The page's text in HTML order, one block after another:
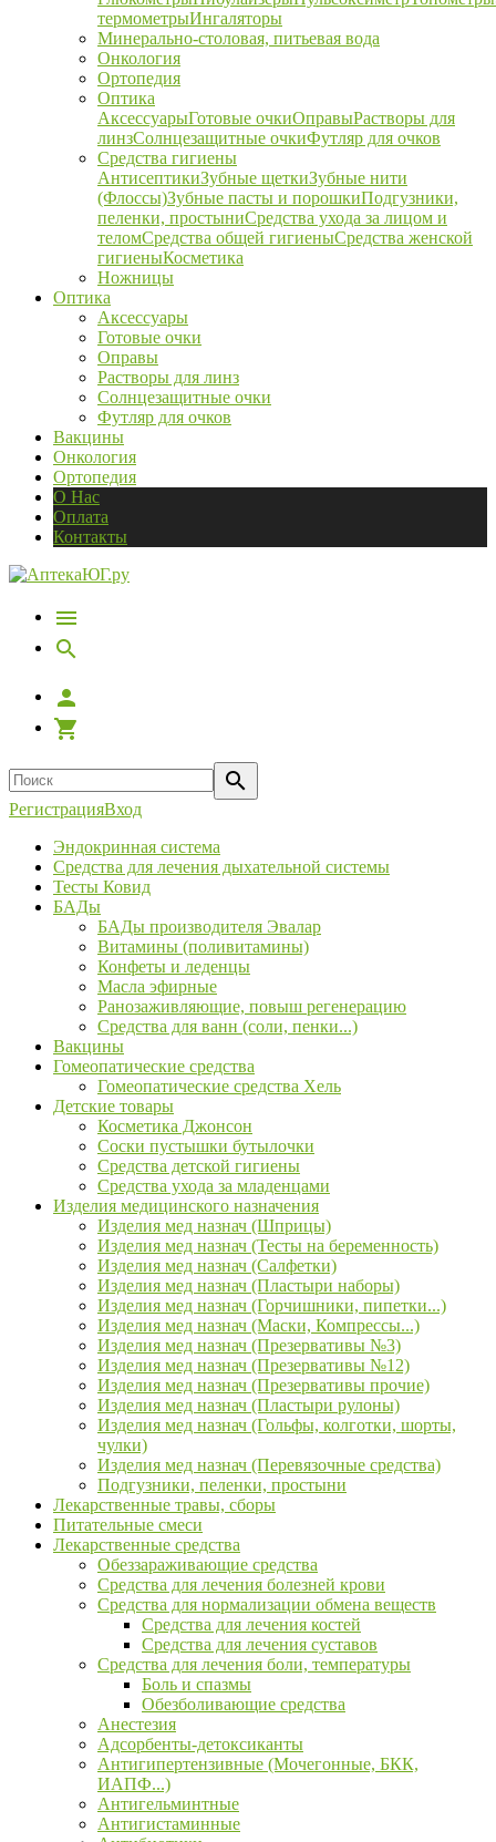
термометрыИнгаляторы
Минерально-столовая, питьевая вода
Онкология
Ортопедия
Оптика
АксессуарыГотовые очкиОправыРастворы для
линзСолнцезащитные очкиФутляр для очков
Средства гигиены
АнтисептикиЗубные щеткиЗубные нити
(Флоссы)Зубные пасты и порошкиПодгузники,
пеленки, простыниСредства ухода за лицом и
теломСредства общей гигиеныСредства женской
гигиеныКосметика
Ножницы
Оптика
Аксессуары
Готовые очки
Оправы
Растворы для линз
Солнцезащитные очки
Футляр для очков
Вакцины
Онкология
Ортопедия
О Нас
Оплата
Контакты
РегистрацияВход
Эндокринная система
Средства для лечения дыхательной системы
Тесты Ковид
БАДы
БАДы производителя Эвалар
Витамины (поливитамины)
Конфеты и леденцы
Масла эфирные
Ранозаживляющие, повыш регенерацию
Средства для ванн (соли, пенки...)
Вакцины
Гомеопатические средства
Гомеопатические средства Хель
Детские товары
Косметика Джонсон
Соски пустышки бутылочки
Средства детской гигиены
Средства ухода за младенцами
Изделия медицинского назначения
Изделия мед назнач (Шприцы)
Изделия мед назнач (Тесты на беременность)
Изделия мед назнач (Салфетки)
Изделия мед назнач (Пластыри наборы)
Изделия мед назнач (Горчишники, пипетки...)
Изделия мед назнач (Маски, Компрессы...)
Изделия мед назнач (Презервативы №3)
Изделия мед назнач (Презервативы №12)
Изделия мед назнач (Презервативы прочие)
Изделия мед назнач (Пластыри рулоны)
Изделия мед назнач (Гольфы, колготки, шорты,
чулки)
Изделия мед назнач (Перевязочные средства)
Подгузники, пеленки, простыни
Лекарственные травы, сборы
Питательные смеси
Лекарственные средства
Обеззараживающие средства
Средства для лечения болезней крови
Средства для нормализации обмена веществ
Средства для лечения костей
Средства для лечения суставов
Средства для лечения боли, температуры
Боль и спазмы
Обезболивающие средства
Анестезия
Адсорбенты-детоксиканты
Антигипертензивные (Мочегонные, БКК,
ИАПФ...)
Антигельминтные
Антигистаминные